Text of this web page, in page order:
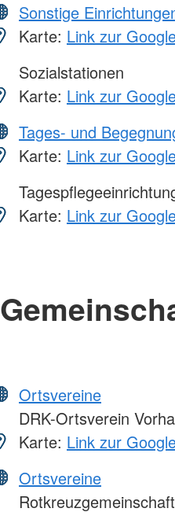
Sonstige
Karte: Link zur
Sozialstationen
Karte: Link zur
Tages- und
Karte: Link zur
Karte: Link zur
Ortsvereine
DRK-Ortsverein
Karte: Link zur
Ortsvereine